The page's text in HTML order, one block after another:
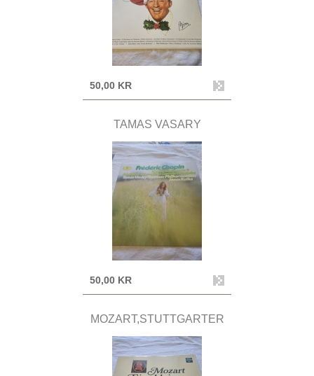
50,00 KR
TAMAS VASARY
50,00 KR
MOZART,STUTTGARTER